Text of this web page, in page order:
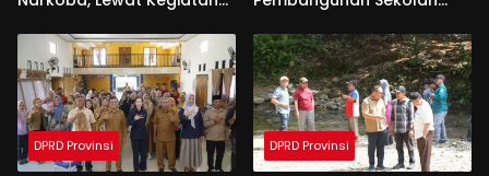
DPRD Provinsi DPRD Provinsi